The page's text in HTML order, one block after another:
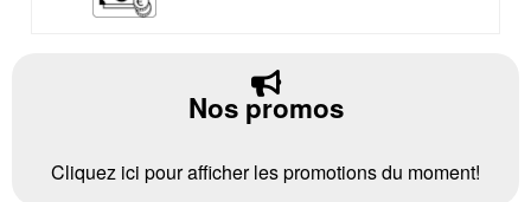
Nos promos
Cliquez ici pour afficher les promotions du moment!